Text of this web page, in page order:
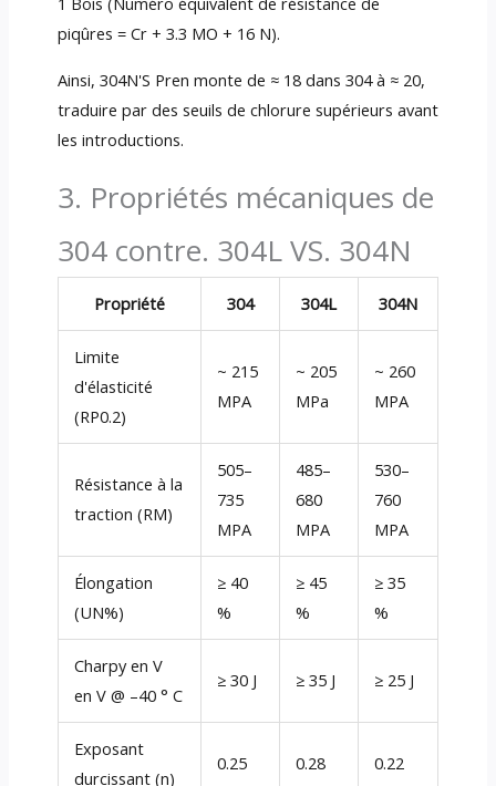
piqûres = Cr + 3.3 MO + 16 N).
Ainsi, 304N'S Pren monte de ≈ 18 dans 304 à ≈ 20,
traduire par des seuils de chlorure supérieurs avant
les introductions.
3. Propriétés mécaniques de
304 contre. 304L VS. 304N
Propriété 304 304L 304N
Limite
d'élasticité
(RP0.2)
~ 215
MPA
~ 205
MPa
~ 260
MPA
Résistance à la
traction (RM)
505–
735
MPA
485–
680
MPA
530–
760
MPA
Élongation
(UN%)
≥ 40
%
≥ 45
%
≥ 35
%
Charpy en V
en V @ –40 ° C
≥ 30 J ≥ 35 J ≥ 25 J
Exposant
durcissant (n)
0.25 0.28 0.22